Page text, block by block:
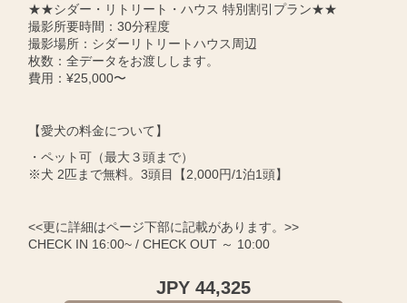
★★シダー・リトリート・ハウス 特別割引プラン★★
撮影所要時間：30分程度
撮影場所：シダーリトリートハウス周辺
枚数：全データをお渡しします。
費用：¥25,000〜
【愛犬の料金について】
・ペット可（最大３頭まで）
※犬 2匹まで無料。3頭目【2,000円/1泊1頭】
<<更に詳細はページ下部に記載があります。>>
CHECK IN 16:00~ / CHECK OUT ～ 10:00
JPY 44,325